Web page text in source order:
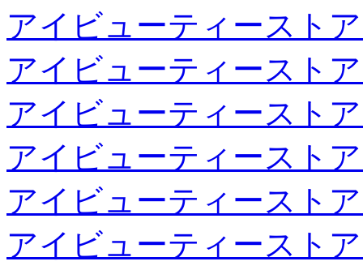
アイビューティースト
アイビューティースト
アイビューティースト
アイビューティースト
アイビューティースト
アイビューティースト